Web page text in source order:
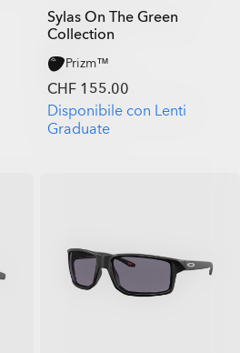
Sylas On The Green
Collection
Prizm™
CHF 155.00
Disponibile con Lenti
Graduate